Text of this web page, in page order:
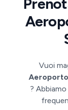
Vuoi
?